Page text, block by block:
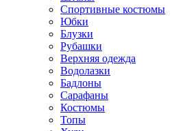
Спортивные костюмы
Юбки
Блузки
Рубашки
Верхняя одежда
Водолазки
Бадлоны
Сарафаны
Костюмы
Топы